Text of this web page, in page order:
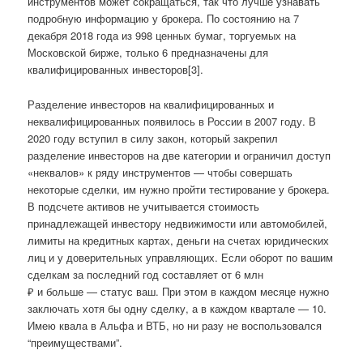
подробную информацию у брокера. По состоянию на 7
декабря 2018 года из 998 ценных бумаг, торгуемых на
Московской бирже, только 6 предназначены для
квалифицированных инвесторов[3].
Разделение инвесторов на квалифицированных и
неквалифицированных появилось в России в 2007 году. В
2020 году вступил в силу закон, который закрепил
разделение инвесторов на две категории и ограничил доступ
«неквалов» к ряду инструментов — чтобы совершать
некоторые сделки, им нужно пройти тестирование у брокера.
В подсчете активов не учитывается стоимость
принадлежащей инвестору недвижимости или автомобилей,
лимиты на кредитных картах, деньги на счетах юридических
лиц и у доверительных управляющих. Если оборот по вашим
сделкам за последний год составляет от 6 млн
₽ и больше — статус ваш. При этом в каждом месяце нужно
заключать хотя бы одну сделку, а в каждом квартале — 10.
Имею квала в Альфа и ВТБ, но ни разу не воспользовался
“преимуществами”.